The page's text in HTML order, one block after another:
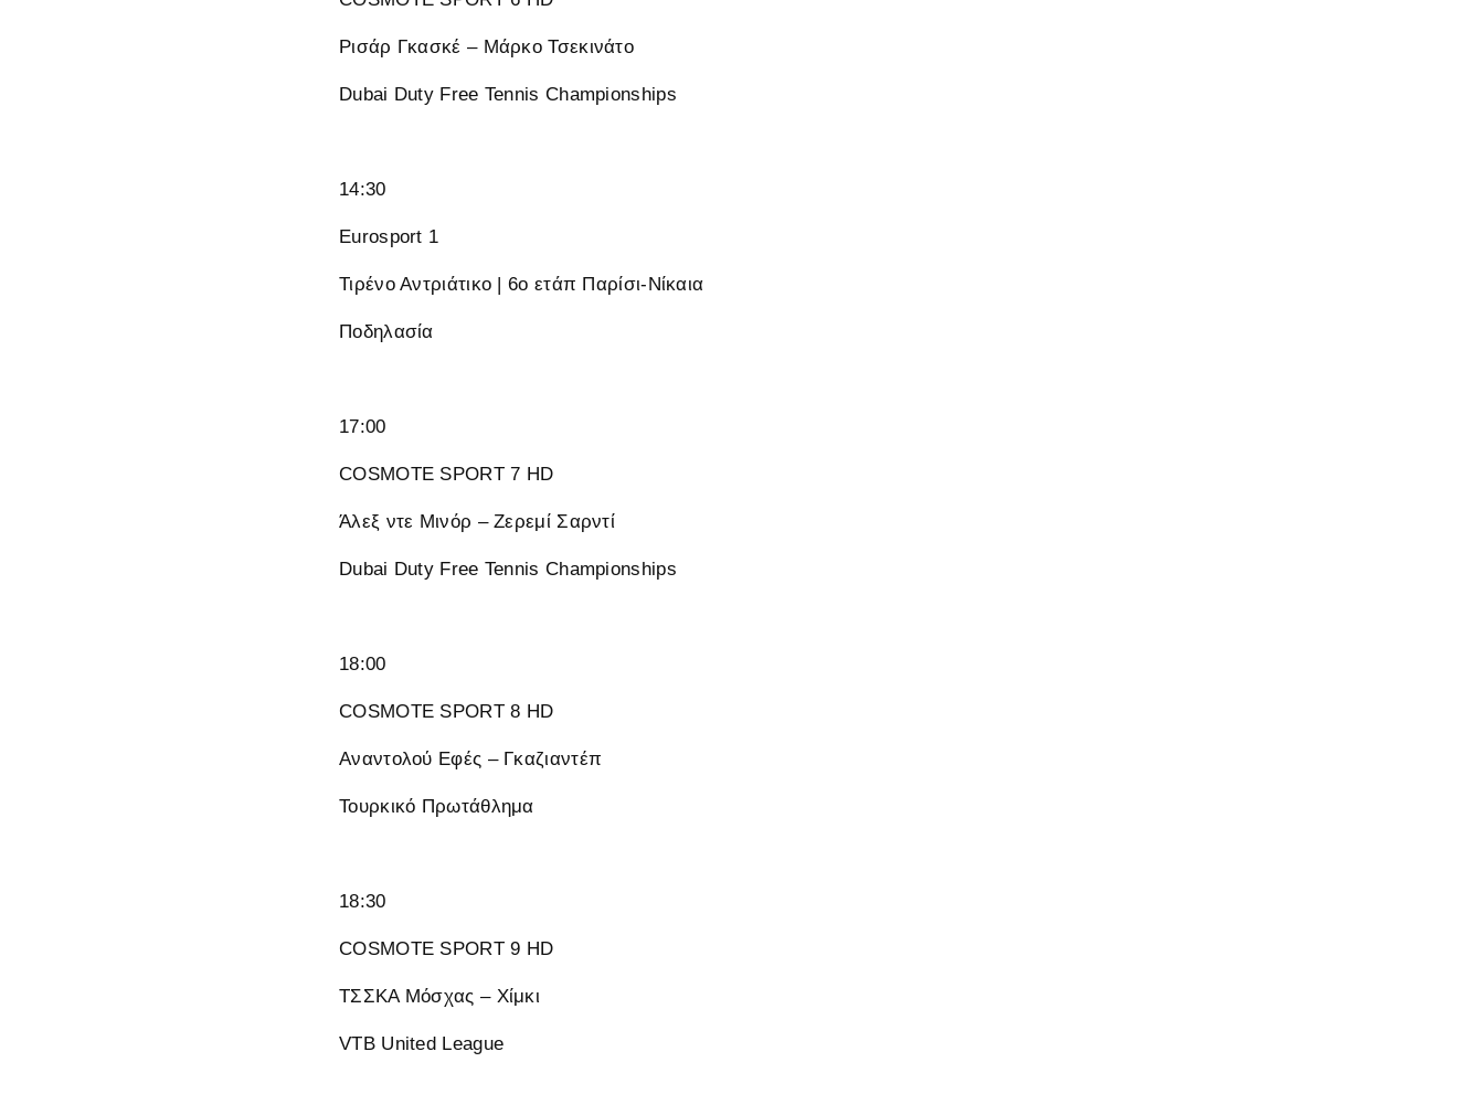
Ρισάρ Γκασκέ – Μάρκο Τσεκινάτο
Dubai Duty Free Tennis Championships
14:30
Eurosport 1
Τιρένο Αντριάτικο | 6ο ετάπ Παρίσι-Νίκαια
Ποδηλασία
17:00
COSMOTE SPORT 7 HD
Άλεξ ντε Μινόρ – Ζερεμί Σαρντί
Dubai Duty Free Tennis Championships
18:00
COSMOTE SPORT 8 HD
Αναντολού Εφές – Γκαζιαντέπ
Τουρκικό Πρωτάθλημα
18:30
COSMOTE SPORT 9 HD
ΤΣΣΚΑ Μόσχας – Χίμκι
VTB United League